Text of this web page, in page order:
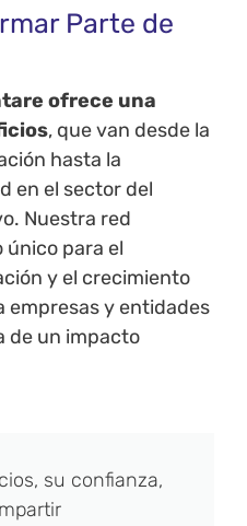
Parte de
ofrece una
, que van desde la
hasta la
en el sector del
Nuestra red
único para el
y el crecimiento
empresas y entidades
de un impacto
su confianza,